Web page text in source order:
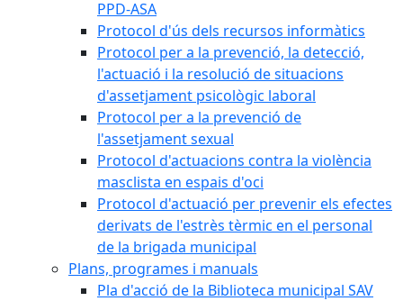
PPD-ASA
Protocol d'ús dels recursos informàtics
Protocol per a la prevenció, la detecció,
l'actuació i la resolució de situacions
d'assetjament psicològic laboral
Protocol per a la prevenció de
l'assetjament sexual
Protocol d'actuacions contra la violència
masclista en espais d'oci
Protocol d'actuació per prevenir els efectes
derivats de l'estrès tèrmic en el personal
de la brigada municipal
Plans, programes i manuals
Pla d'acció de la Biblioteca municipal SAV